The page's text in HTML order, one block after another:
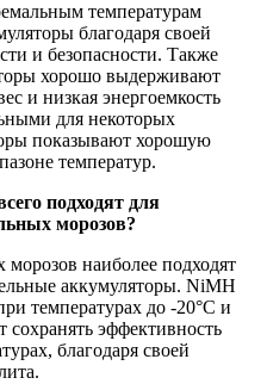
температурам
благодаря своей
и безопасности. Также
хорошо выдерживают
и низкая энергоемкость
для некоторых
показывают хорошую
температур.
подходят для
морозов?
наиболее подходят
аккумуляторы. NiMH
температурах до -20°C и
эффективность
благодаря своей